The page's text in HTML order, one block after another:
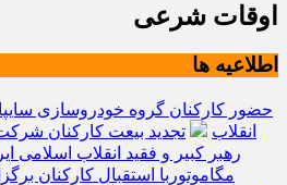
اوقات شرعی
اطلاعیه ها
حضور کارکنان گروه خودروسازی
انقلاب
تجدید بیعت کارکنان
رهبر کبیر و فقید انقلاب اسلامی
مگاموتوربا استقبال کارکنان